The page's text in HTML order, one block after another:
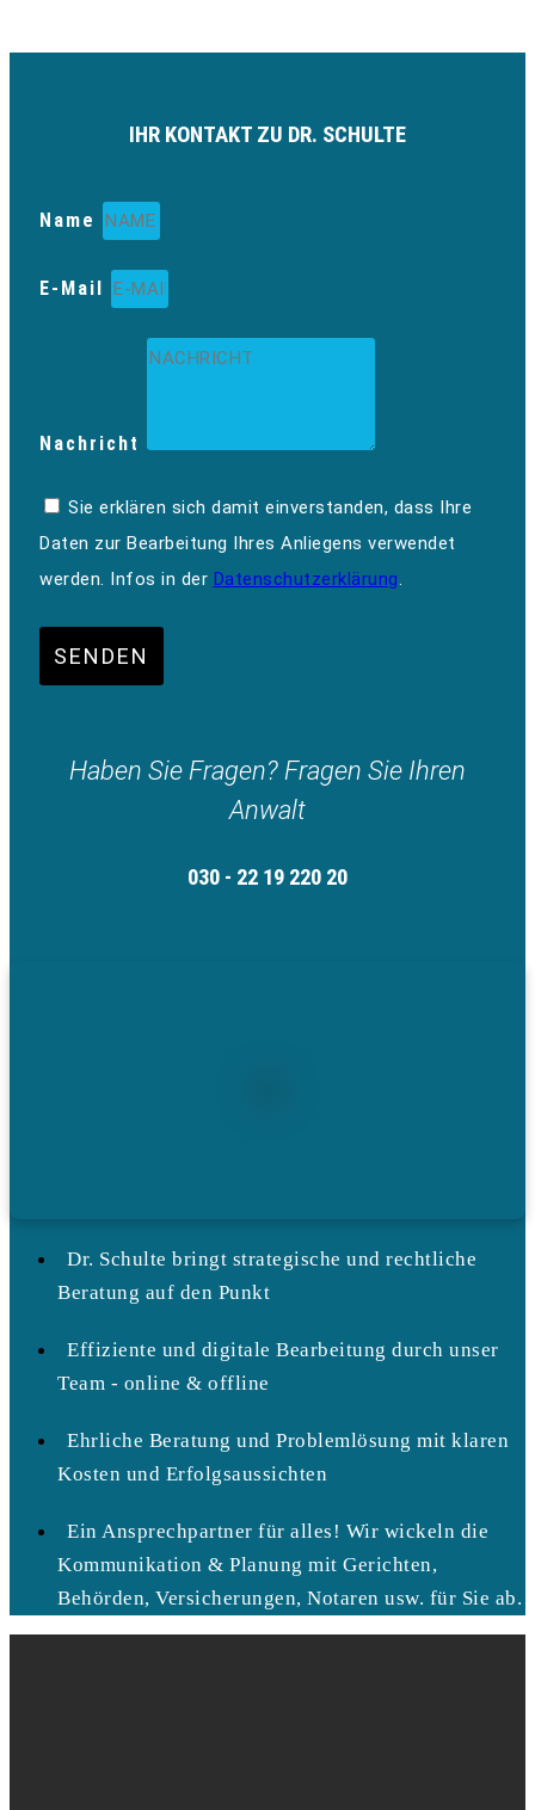
IHR KONTAKT ZU DR. SCHULTE
Name
E-Mail
Nachricht
Sie erklären sich damit einverstanden, dass Ihre
Daten zur Bearbeitung Ihres Anliegens verwendet
werden. Infos in der Datenschutzerklärung.
SENDEN
Haben Sie Fragen? Fragen Sie Ihren
Anwalt
030 - 22 19 220 20
Dr. Schulte bringt strategische und rechtliche
Beratung auf den Punkt
Effiziente und digitale Bearbeitung durch unser
Team - online & offline
Ehrliche Beratung und Problemlösung mit klaren
Kosten und Erfolgsaussichten
Ein Ansprechpartner für alles! Wir wickeln die
Kommunikation & Planung mit Gerichten,
Behörden, Versicherungen, Notaren usw. für Sie ab.